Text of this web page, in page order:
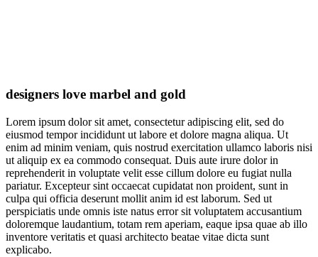
designers love marbel and gold
Lorem ipsum dolor sit amet, consectetur adipiscing elit, sed do
eiusmod tempor incididunt ut labore et dolore magna aliqua. Ut
enim ad minim veniam, quis nostrud exercitation ullamco laboris nisi
ut aliquip ex ea commodo consequat. Duis aute irure dolor in
reprehenderit in voluptate velit esse cillum dolore eu fugiat nulla
pariatur. Excepteur sint occaecat cupidatat non proident, sunt in
culpa qui officia deserunt mollit anim id est laborum. Sed ut
perspiciatis unde omnis iste natus error sit voluptatem accusantium
doloremque laudantium, totam rem aperiam, eaque ipsa quae ab illo
inventore veritatis et quasi architecto beatae vitae dicta sunt
explicabo.